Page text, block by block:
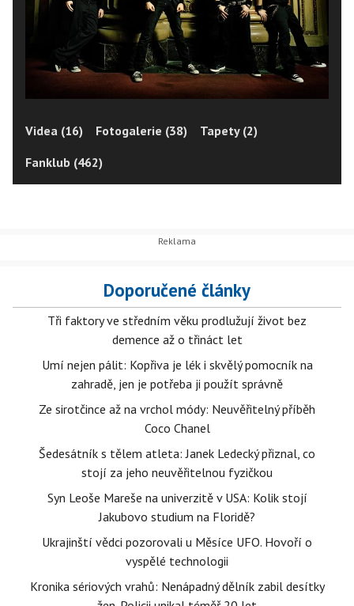
Videa (16) Fotogalerie (38)
Tapety (2)
Fanklub (462)
Doporučené články
Tři faktory ve středním věku prodlužují život bez
demence až o třináct let
Umí nejen pálit: Kopřiva je lék i skvělý pomocník na
zahradě, jen je potřeba ji použít správně
Ze sirotčince až na vrchol módy: Neuvěřitelný příběh
Coco Chanel
Šedesátník s tělem atleta: Janek Ledecký přiznal, co
stojí za jeho neuvěřitelnou fyzičkou
Syn Leoše Mareše na univerzitě v USA: Kolik stojí
Jakubovo studium na Floridě?
Ukrajinští vědci pozorovali u Měsíce UFO. Hovoří o
vyspělé technologii
Kronika sériových vrahů: Nenápadný dělník zabil desítky